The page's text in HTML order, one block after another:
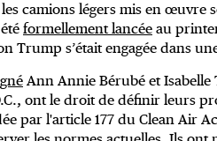
camions légers mis en œuvre
formellement lancée au
Trump s’était engagée dans
Ann Annie Bérubé et Isabelle
ont le droit de définir leurs
par l'article 177 du Clean Air